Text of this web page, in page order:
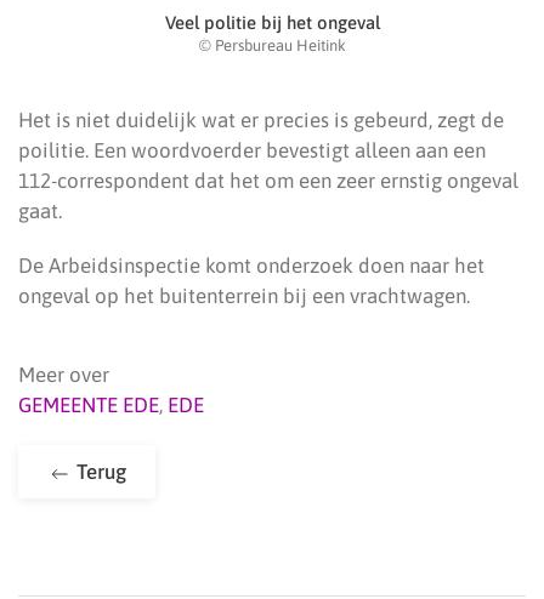
Veel politie bij het ongeval
© Persbureau Heitink
Het is niet duidelijk wat er precies is gebeurd, zegt de
poilitie. Een woordvoerder bevestigt alleen aan een
112-correspondent dat het om een zeer ernstig ongeval
gaat.
De Arbeidsinspectie komt onderzoek doen naar het
ongeval op het buitenterrein bij een vrachtwagen.
Meer over
GEMEENTE EDE, EDE
Terug